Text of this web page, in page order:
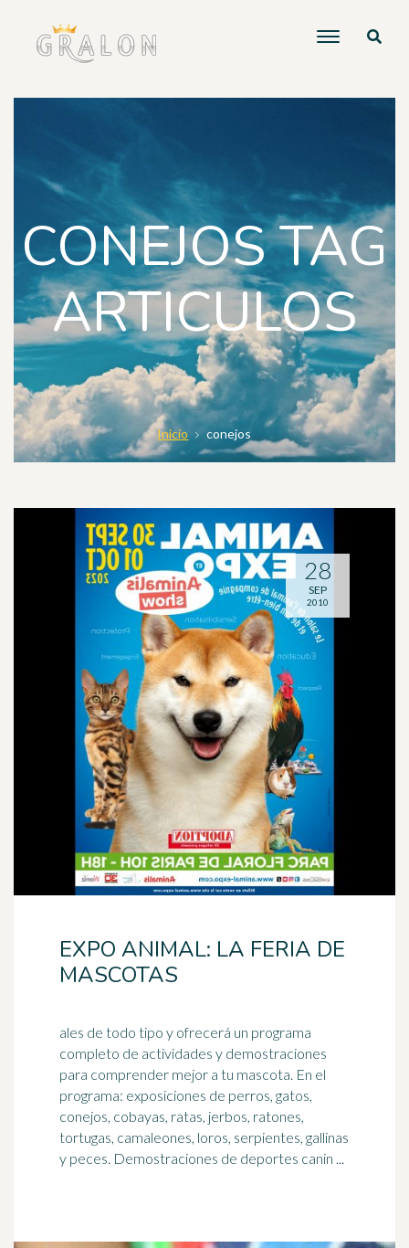
CONEJOS TAG
ARTICULOS
Inicio conejos
EXPO ANIMAL: LA FERIA DE
MASCOTAS
ales de todo tipo y ofrecerá un programa
completo de actividades y demostraciones
para comprender mejor a tu mascota. En el
programa: exposiciones de perros, gatos,
conejos, cobayas, ratas, jerbos, ratones,
tortugas, camaleones, loros, serpientes, gallinas
y peces. Demostraciones de deportes canin ...
28
SEP
2010